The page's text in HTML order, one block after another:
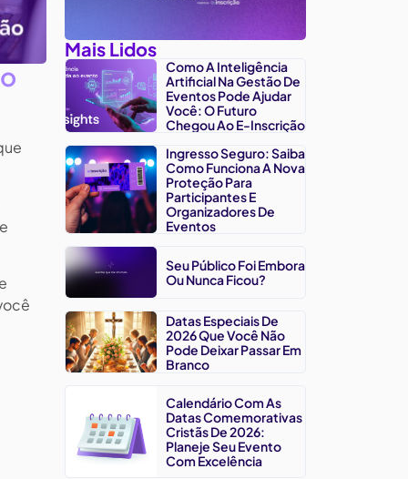
Mais Lidos
Como A Inteligência
Artificial Na Gestão De
Eventos Pode Ajudar
Você: O Futuro
Chegou Ao E-Inscrição
Ingresso Seguro: Saiba
Como Funciona A Nova
Proteção Para
Participantes E
Organizadores De
Eventos
Seu Público Foi Embora
Ou Nunca Ficou?
Datas Especiais De
2026 Que Você Não
Pode Deixar Passar Em
Branco
Calendário Com As
Datas Comemorativas
Cristãs De 2026:
Planeje Seu Evento
Com Excelência